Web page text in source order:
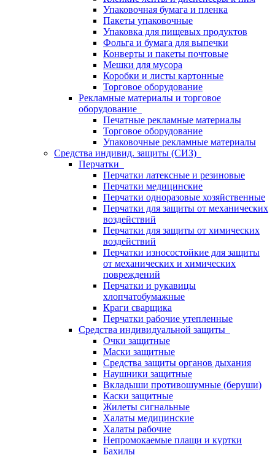
Упаковочная бумага и пленка
Пакеты упаковочные
Упаковка для пищевых продуктов
Фольга и бумага для выпечки
Конверты и пакеты почтовые
Мешки для мусора
Коробки и листы картонные
Торговое оборудование
Рекламные материалы и торговое
оборудование
Печатные рекламные материалы
Торговое оборудование
Упаковочные рекламные материалы
Средства индивид. защиты (СИЗ)
Перчатки
Перчатки латексные и резиновые
Перчатки медицинские
Перчатки одноразовые хозяйственные
Перчатки для защиты от механических
воздействий
Перчатки для защиты от химических
воздействий
Перчатки износостойкие для защиты
от механических и химических
повреждений
Перчатки и рукавицы
хлопчатобумажные
Краги сварщика
Перчатки рабочие утепленные
Средства индивидуальной защиты
Очки защитные
Маски защитные
Средства защиты органов дыхания
Наушники защитные
Вкладыши противошумные (беруши)
Каски защитные
Жилеты сигнальные
Халаты медицинские
Халаты рабочие
Непромокаемые плащи и куртки
Бахилы